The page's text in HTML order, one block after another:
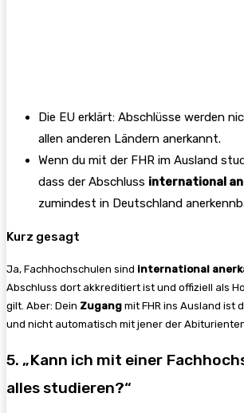
Die EU erklärt: Abschlüsse werden
allen anderen Ländern anerkannt.
Wenn du mit der FHR im Ausland
dass der Abschluss international
zumindest in Deutschland
Kurz gesagt
Ja, Fachhochschulen sind international
Abschluss dort akkreditiert ist und offiziell als
gilt. Aber: Dein Zugang mit FHR ins Ausland ist
und nicht automatisch mit jener der
5. „Kann ich mit einer
alles studieren?“